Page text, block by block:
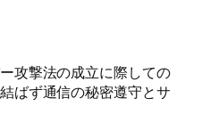
攻撃法の成立に際しての
ばず通信の秘密遵守とサ